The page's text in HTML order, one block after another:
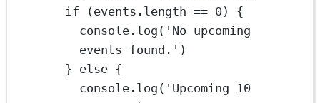
if (events. length == 0 ) {
console. log ( 'No upcoming
events found.' )
} else {
console. log ( 'Upcoming 10